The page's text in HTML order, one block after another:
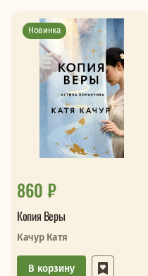
Новинка
860 ₽
Копия Веры
Качур Катя
В корзину